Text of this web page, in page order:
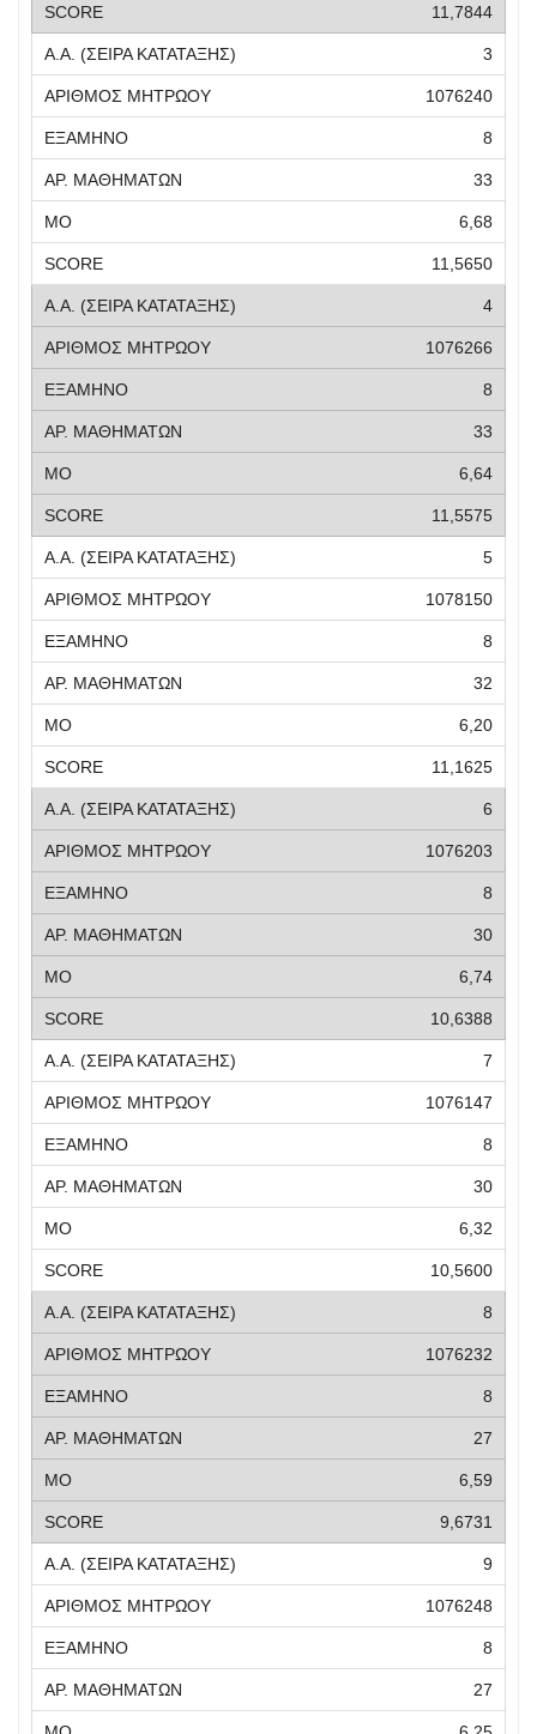
11,7844
3
1076240
8
33
6,68
11,5650
4
1076266
8
33
6,64
11,5575
5
1078150
8
32
6,20
11,1625
6
1076203
8
30
6,74
10,6388
7
1076147
8
30
6,32
10,5600
8
1076232
8
27
6,59
9,6731
9
1076248
8
27